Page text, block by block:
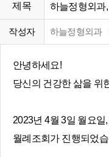
제목
하늘정형외과
작성자 하늘정형외과
안녕하세요!
당신의 건강한 삶을 위
2023년 4월 3일 월요
월례조회가 진행되었